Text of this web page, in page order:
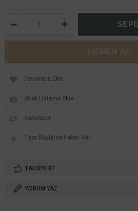
Favorilere Ekle
İstek Listeme Ekle
Karşılaştır
Fiyat Düşünce Haber Ver
TAVSIYE ET
YORUM YAZ